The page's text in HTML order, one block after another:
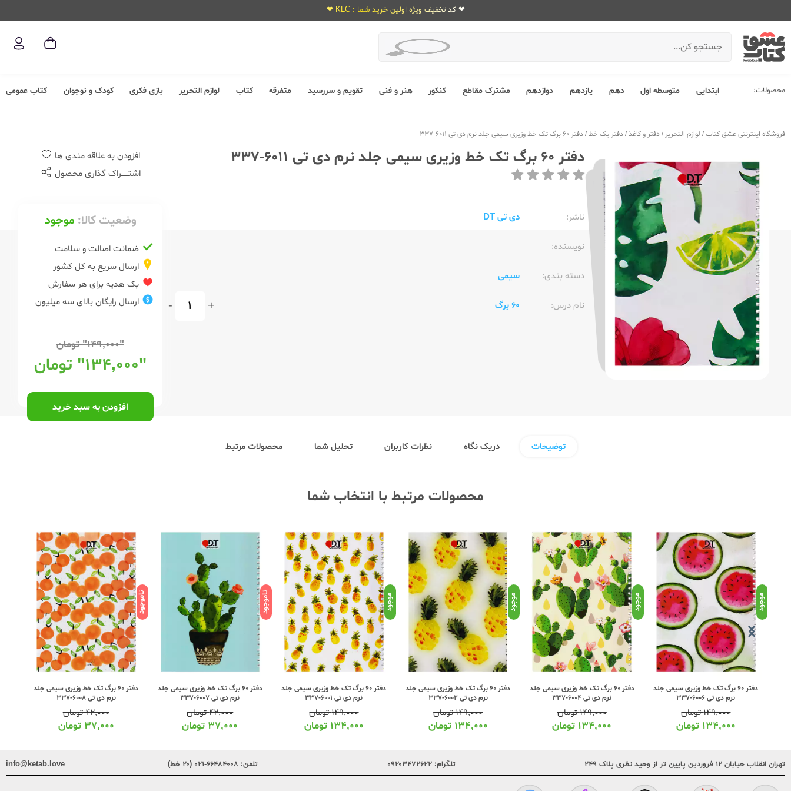
❤ کد تخفیف ویژه اولین خرید شما : KLC ❤
محصولات: ابتدایی متوسطه اول دهم یازدهم دوازدهم مشترک مقاطع کنکور هنر و فنی تقویم و سررسید متفرقه کتاب لوازم التحریر بازی فکری کودک و نوجوان کتاب عمومی
فروشگاه اینترنتی عشق کتاب/ لوازم التحریر /دفتر و کاغذ/دفتر یک خط/دفتر 60 برگ تک خط وزیری سیمی جلد نرم دی تی 6011-337
دفتر 60 برگ تک خط وزیری سیمی جلد نرم دی تی 6011-337
ناشر:‌ دی تی DT
نویسنده:‌
دسته بندی: سیمی
نام درس: 60 برگ +
-
افزودن به علاقه مندی ها
اشتــــــراک گذاری محصول
وضعیت کالا: موجود
ضمانت اصالت و سلامت
ارسال سریع به کل کشور
یک هدیه برای هر سفارش
ارسال رایگان بالای سه میلیون
"۱۴۹,۰۰۰" تومان
"۱۳۴,۰۰۰" تومان
افزودن به سبد خرید
توضیحات دریک نگاه نظرات کاربران تحلیل شما محصولات مرتبط
محصولات مرتبط با انتخاب شما
موجود
دفتر 60 برگ تک خط وزیری سیمی جلد
نرم دی تی 6006-337
۱۴۹,۰۰۰تومان
۱۳۴,۰۰۰ تومان
موجود
دفتر 60 برگ تک خط وزیری سیمی جلد
نرم دی تی 6004-337
۱۴۹,۰۰۰تومان
۱۳۴,۰۰۰ تومان
موجود
دفتر 60 برگ تک خط وزیری سیمی جلد
نرم دی تی 6002-337
۱۴۹,۰۰۰تومان
۱۳۴,۰۰۰ تومان
موجود
دفتر 60 برگ تک خط وزیری سیمی جلد
نرم دی تی 6001-337
۱۴۹,۰۰۰تومان
۱۳۴,۰۰۰ تومان
ناموجود
دفتر 60 برگ تک خط وزیری سیمی جلد
نرم دی تی 6007-337
۴۲,۰۰۰تومان
۳۷,۰۰۰ تومان
ناموجود
دفتر 60 برگ تک خط وزیری سیمی جلد
نرم دی تی 6008-337
۴۲,۰۰۰تومان
۳۷,۰۰۰ تومان
تهران انقلاب خیابان ۱۲ فروردین پایین تر از وحید نظری پلاک ۲۴۹ تلگرام: ۰۹۲۰۳۴۷۲۶۲۲ تلفن: ۶۶۴۸۴۰۰۸-۰۲۱ (۲۰ خط) info@ketab.love